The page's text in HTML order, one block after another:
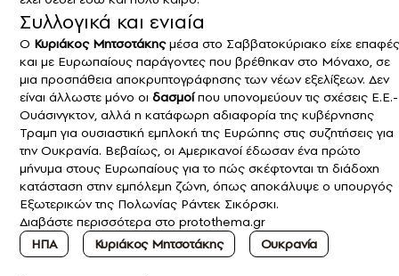
Συλλογικά και ενιαία
Ο Κυριάκος Μητσοτάκηςμέσα στο Σαββατοκύριακο είχε επαφές
και με Ευρωπαίους παράγοντες που βρέθηκαν στο Μόναχο, σε
μια προσπάθεια αποκρυπτογράφησης των νέων εξελίξεων. Δεν
είναι άλλωστε μόνο οι δασμοίπου υπονομεύουν τις σχέσεις Ε.Ε.-
Ουάσινγκτον, αλλά η κατάφωρη αδιαφορία της κυβέρνησης
Τραμπ για ουσιαστική εμπλοκή της Ευρώπης στις συζητήσεις για
την Ουκρανία. Βεβαίως, οι Αμερικανοί έδωσαν ένα πρώτο
μήνυμα στους Ευρωπαίους για το πώς σκέφτονται τη διάδοχη
κατάσταση στην εμπόλεμη ζώνη, όπως αποκάλυψε ο υπουργός
Εξωτερικών της Πολωνίας Ράντεκ Σικόρσκι.
Διαβάστε περισσότερα στο protothema.gr
ΗΠΑ
Κυριάκος Μητσοτάκης Ουκρανία